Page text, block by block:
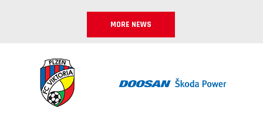
MORE NEWS